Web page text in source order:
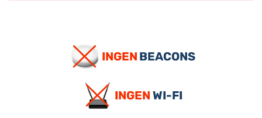
INGEN BEACONS
INGEN WI-FI